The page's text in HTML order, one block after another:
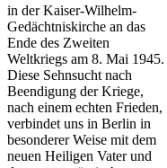
in der Kaiser-Wilhelm-
Gedächtniskirche an das
Ende des Zweiten
Weltkriegs am 8. Mai 1945.
Diese Sehnsucht nach
Beendigung der Kriege,
nach einem echten Frieden,
verbindet uns in Berlin in
besonderer Weise mit dem
neuen Heiligen Vater und